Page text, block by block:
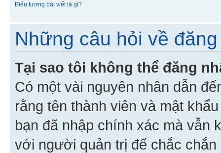
Biểu tượng bài viết là gì?
Những câu hỏi về
Tại sao tôi không thể đăng
Có một vài nguyên nhân dẫn
rằng tên thành viên và mật
bạn đã nhập chính xác mà vẫn
với người quản trị để chắc